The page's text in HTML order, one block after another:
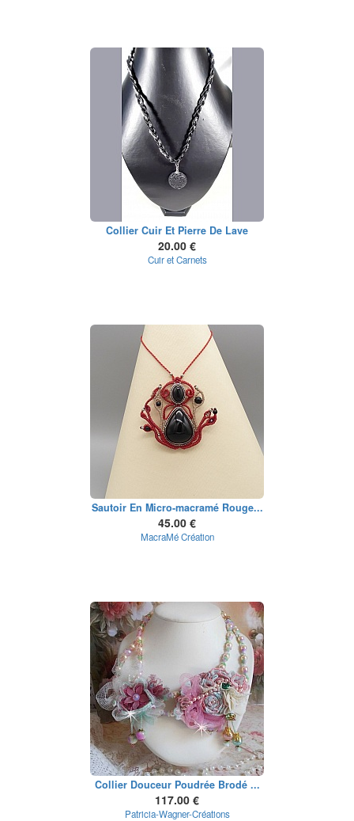
Collier Cuir Et Pierre De Lave
20.00 €
Cuir et Carnets
Sautoir En Micro-macramé Rouge...
45.00 €
MacraMé Création
Collier Douceur Poudrée Brodé ...
117.00 €
Patricia-Wagner-Créations